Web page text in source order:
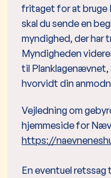
fritaget for at bruge
skal du sende en
myndighed, der har
Myndigheden
til
hvorvidt din
Vejledning om
hjemmeside for
https://
En eventuel retssag